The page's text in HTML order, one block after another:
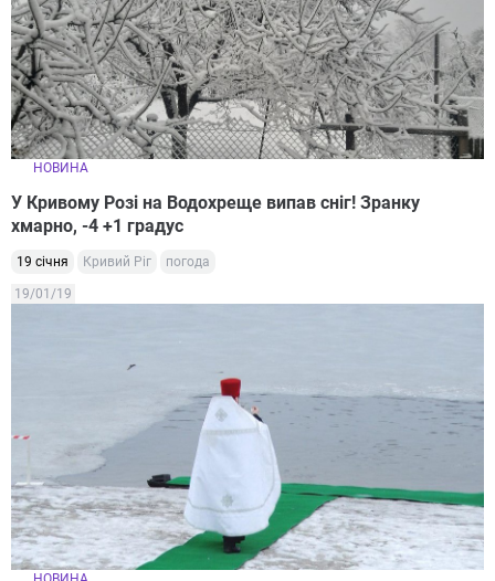
НОВИНА
У Кривому Розі на Водохреще випав сніг! Зранку
хмарно, -4 +1 градус
19 січня Кривий Ріг погода
19/01/19